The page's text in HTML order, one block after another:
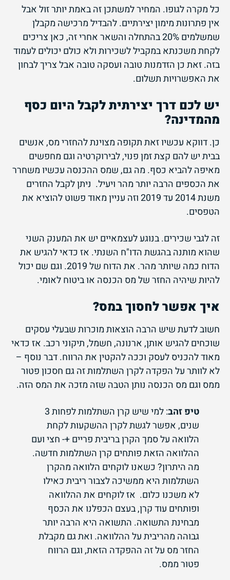
כל מקרה לגופו. המחיר למשתכן זה באמת יותר זול אבל
אין פתרונות מימון יצירתיים. להבדיל מרכישה מקבלן
שמשלמים 20% בהתחלה והשאר אחרי זה, כאן צריכים
לקחת משכנתא במקביל לשכירות ולא כולם יכולים לעמוד
בזה. זאת כן הזדמנות טובה ועסקה טובה אבל צריך לבחון
את האפשרויות תשלום.
יש לכם דרך יצירתית לקבל היום כסף
מהמדינה?
כן. דווקא עכשיו זאת תקופה מצוינת להחזרי מס, אנשים
בבית יש להם קצת זמן פנוי, לבירוקרטיה וגם מחפשים
מאיפה להביא כסף. מה גם, שמס ההכנסה עכשיו משחרר
את הכספים הרבה יותר מהר ויעיל. ניתן לקבל החזרים
משנת 2014 עד 2019 וזה עניין מאוד פשוט להוציא את
הטפסים.
זה לגבי שכירים. בנוגע לעצמאיים יש את המענק השני
שהוא מותנה בהגשת הדו"ח השנתי. אז כדאי להגיש את
הדוח כמה שיותר מהר. את הדוח של 2019. וגם שם יכול
להיות שיהיה החזר של מס הכנסה או ביטוח לאומי.
איך אפשר לחסוך במס?
חשוב לדעת שיש הרבה הוצאות מוכרות שבעלי עסקים
שוכחים להגיש אותן, ארנונה, חשמל, תיקוני רכב. אז כדאי
מאוד להכניס לעסק וככה להקטין את הרווח. דבר נוסף –
לא לוותר על הפקדה לקרן השתלמות זה גם חסכון פטור
ממס וגם מס הכנסה נותן הטבה שזה מזכה את המס הזה.
טיפ זהב
: למי שיש קרן השתלמות לפחות 3
שנים, אפשר לגשת לקרן ההשקעות לקחת
הלוואה על סמך הקרן בריבית פריים +- חצי ועם
ההלוואה הזאת פותחים קרן השתלמות חדשה.
מה היתרון? כשאנו לוקחים הלוואה מהקרן
השתלמות היא ממשיכה לצבור ריבית כאילו
לא משכנו כלום. אז לוקחים את ההלוואה
ופותחים עוד קרן, בעצם הכפלנו את הכסף
מבחינת התשואה. התשואה היא הרבה יותר
גבוהה מהריבית על ההלוואה. ואת גם מקבלת
החזר מס על זה ההפקדה הזאת, וגם הרווח
פטור ממס.